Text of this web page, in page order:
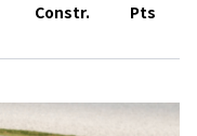
Constr. Pts